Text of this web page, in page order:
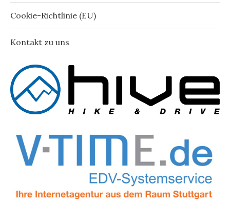
Cookie-Richtlinie (EU)
Kontakt zu uns